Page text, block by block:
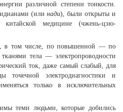
различной степени тонкости.
(илинади), были открыты и
китайской медицине (чжень-цзю-
в том числе, по повышенной — по
тела — электропроводности
ток, даже самый слабый, для
точечной электродиагностики и
только в исключительных
теми людьми, которые добились